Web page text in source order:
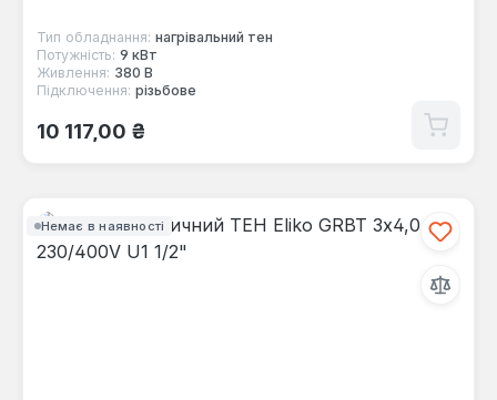
Тип обладнання: нагрівальний тен
Потужність: 9 кВт
Живлення: 380 В
Підключення: різьбове
Звичайна ціна:
10 117,00 ₴
Немає в наявності